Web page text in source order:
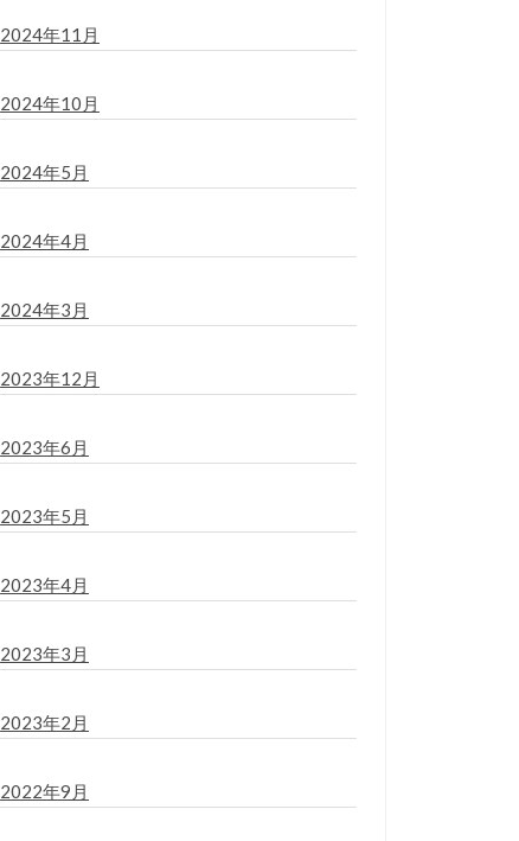
2024年11月
2024年10月
2024年5月
2024年4月
2024年3月
2023年12月
2023年6月
2023年5月
2023年4月
2023年3月
2023年2月
2022年9月